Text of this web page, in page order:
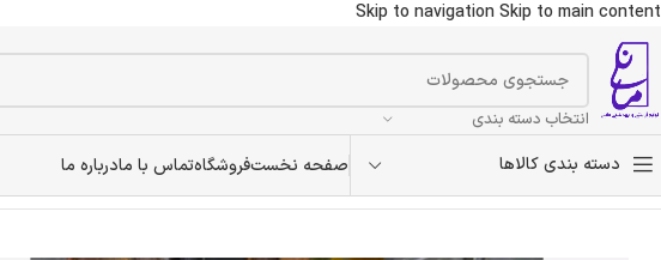
Skip to navigationSkip to main content
انتخاب دسته بندی
دسته بندی کالاها صفحه نخستفروشگاهتماس با مادرباره ما
خانه بدون دسته‌بندی